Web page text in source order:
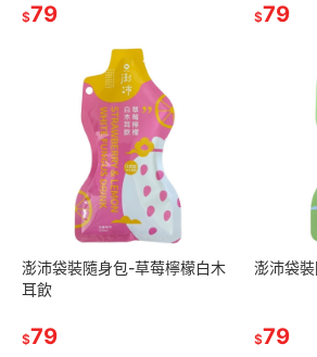
$79 $79
澎沛袋裝隨身包-草莓檸檬白木
耳飲
$79
澎沛袋
$79